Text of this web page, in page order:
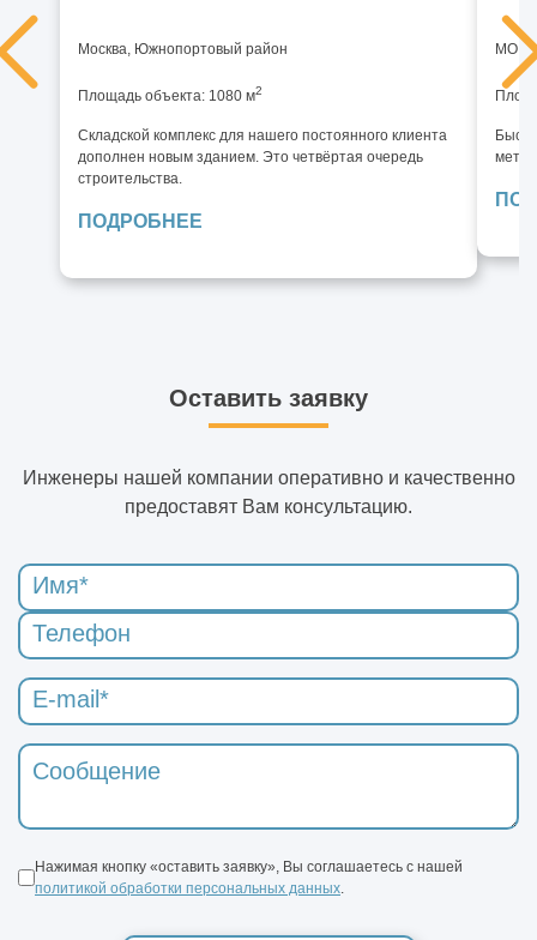
Москва, Южнопортовый район
Площадь объекта: 1080 м2
Складской комплекс для нашего постоянного клиента
дополнен новым зданием. Это четвёртая очередь
строительства.
ПОДРОБНЕЕ
МО,
Оставить заявку
Инженеры нашей компании оперативно и качественно
предоставят Вам консультацию.
Нажимая кнопку «оставить заявку», Вы соглашаетесь с нашей
политикой обработки персональных данных